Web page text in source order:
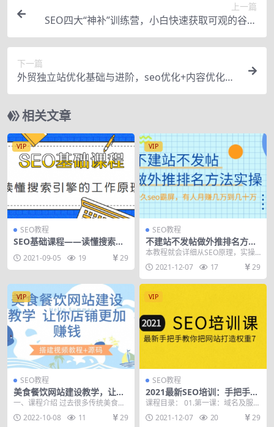
上一篇
SEO四大“神补”训练营，小白快速获取可观的谷歌
流量，轻松做外贸
下一篇
外贸独立站优化基础与进阶，seo优化+内容优化
+引爆自然流量终极武器
相关文章
VIP
SEO教程
SEO基础课程——读懂搜索引
2021-09-05 19 29
VIP
SEO教程
不建站不发帖做外推排名方法
实操，持久seo霸屏，有人月
赚几万到几十万
本教程就会详细从SEO原理，实操
步骤，平台选择，软件工具给大家
揭秘！灰白词皆可操...
2021-12-07 17 29
VIP
SEO教程
美食餐饮网站建设教学，让你
店铺更加赚钱（搭建视频教程
一、课程介绍 过去很多传统美食餐
饮商家只注重线下，结果导致在年
初疫情时客户大量流...
2022-10-08 11 29
VIP
SEO教程
2021最新SEO培训：手把手教
你把网站打造权重7，轻松月
课程目录： 01.第一课：域名及服务
器对SEO的影响及选择.mp4 02.第
二课...2021-12-07 20 29